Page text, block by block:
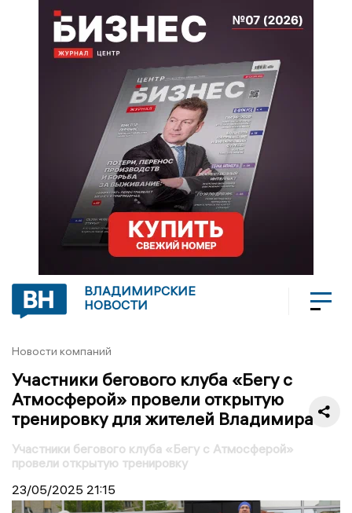
ВЛАДИМИРСКИЕ
НОВОСТИ
Новости компаний
Участники бегового клуба «Бегу с
Атмосферой» провели открытую
тренировку для жителей Владимира
Участники бегового клуба «Бегу с Атмосферой»
провели открытую тренировку
23/05/2025 21:15